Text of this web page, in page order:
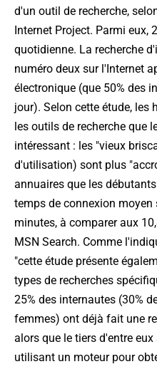
d'un outil de recherche,
Internet Project. Parmi eux,
quotidienne. La recherche
numéro deux sur l'Internet
électronique (que 50% des
jour). Selon cette étude, les
les outils de recherche que
intéressant : les "vieux
d'utilisation) sont plus
annuaires que les
temps de connexion moyen
minutes, à comparer aux
MSN Search. Comme
"cette étude présente
types de recherches
25% des internautes (30%
femmes) ont déjà fait une
alors que le tiers d'entre
utilisant un moteur pour